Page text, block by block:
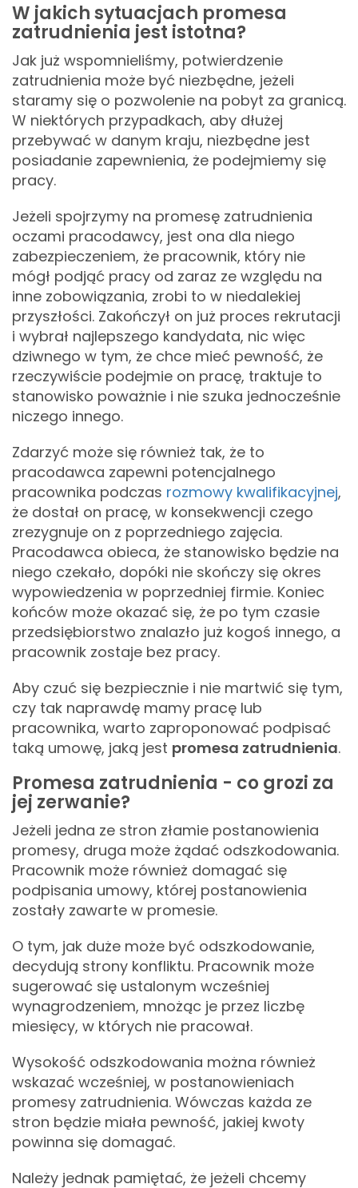
W jakich sytuacjach promesa
zatrudnienia jest istotna?
Jak już wspomnieliśmy, potwierdzenie
zatrudnienia może być niezbędne, jeżeli
staramy się o pozwolenie na pobyt za granicą.
W niektórych przypadkach, aby dłużej
przebywać w danym kraju, niezbędne jest
posiadanie zapewnienia, że podejmiemy się
pracy.
Jeżeli spojrzymy na promesę zatrudnienia
oczami pracodawcy, jest ona dla niego
zabezpieczeniem, że pracownik, który nie
mógł podjąć pracy od zaraz ze względu na
inne zobowiązania, zrobi to w niedalekiej
przyszłości. Zakończył on już proces rekrutacji
i wybrał najlepszego kandydata, nic więc
dziwnego w tym, że chce mieć pewność, że
rzeczywiście podejmie on pracę, traktuje to
stanowisko poważnie i nie szuka jednocześnie
niczego innego.
Zdarzyć może się również tak, że to
pracodawca zapewni potencjalnego
pracownika podczas rozmowy kwalifikacyjnej,
że dostał on pracę, w konsekwencji czego
zrezygnuje on z poprzedniego zajęcia.
Pracodawca obieca, że stanowisko będzie na
niego czekało, dopóki nie skończy się okres
wypowiedzenia w poprzedniej firmie. Koniec
końców może okazać się, że po tym czasie
przedsiębiorstwo znalazło już kogoś innego, a
pracownik zostaje bez pracy.
Aby czuć się bezpiecznie i nie martwić się tym,
czy tak naprawdę mamy pracę lub
pracownika, warto zaproponować podpisać
taką umowę, jaką jest promesa zatrudnienia.
Promesa zatrudnienia - co grozi za
jej zerwanie?
Jeżeli jedna ze stron złamie postanowienia
promesy, druga może żądać odszkodowania.
Pracownik może również domagać się
podpisania umowy, której postanowienia
zostały zawarte w promesie.
O tym, jak duże może być odszkodowanie,
decydują strony konfliktu. Pracownik może
sugerować się ustalonym wcześniej
wynagrodzeniem, mnożąc je przez liczbę
miesięcy, w których nie pracował.
Wysokość odszkodowania można również
wskazać wcześniej, w postanowieniach
promesy zatrudnienia. Wówczas każda ze
stron będzie miała pewność, jakiej kwoty
powinna się domagać.
Należy jednak pamiętać, że jeżeli chcemy